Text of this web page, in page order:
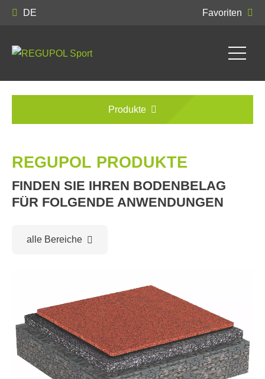
DE Favoriten
Produkte
REGUPOL PRODUKTE
FINDEN SIE IHREN BODENBELAG
FÜR FOLGENDE ANWENDUNGEN
alle Bereiche